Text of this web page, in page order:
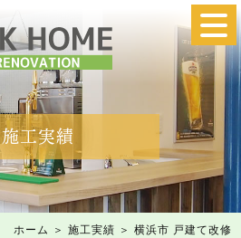
施工実績
ホーム ＞ 施工実績 ＞ 横浜市 戸建て改修